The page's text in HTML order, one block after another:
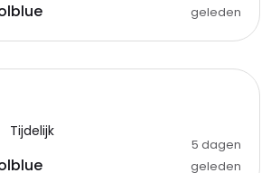
geleden
Tijdelijk
5 dagen
geleden